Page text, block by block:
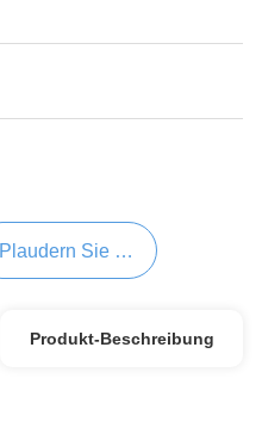
Plaudern Sie Jetzt
Produkt-Beschreibung